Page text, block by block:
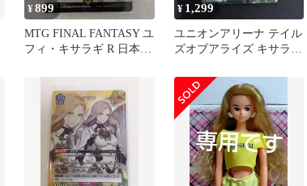
¥899
MTG FINAL FANTASY ユ
フィ・キサラギ R 日本語
¥ 1,299
ユニオンアリーナ テイル
ズオブアライズ キサラ